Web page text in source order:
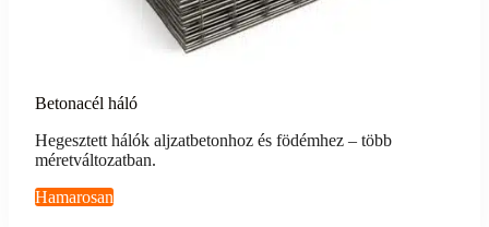
Betonacél háló
Hegesztett hálók aljzatbetonhoz és födémhez – több
méretváltozatban.
Hamarosan